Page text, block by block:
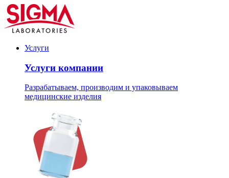
Услуги
Услуги компании
Разрабатываем, производим и упаковываем
медицинские изделия